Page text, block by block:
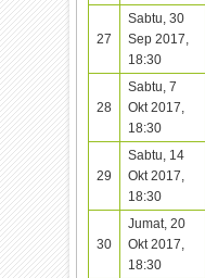
27
Sabtu, 30
Sep 2017,
18:30
28
Sabtu, 7
Okt 2017,
18:30
29
Sabtu, 14
Okt 2017,
18:30
30
Jumat, 20
Okt 2017,
18:30